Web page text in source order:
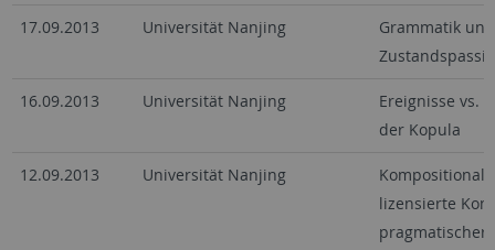
17.09.2013 Universität Nanjing
Grammatik
16.09.2013 Universität Nanjing
Ereignisse vs.
der Kopula
12.09.2013 Universität Nanjing
lizensierte
pragmatischer